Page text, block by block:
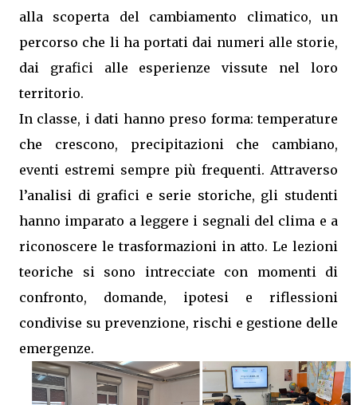
alla scoperta del cambiamento climatico, un
percorso che li ha portati dai numeri alle storie,
dai grafici alle esperienze vissute nel loro
territorio.
In classe, i dati hanno preso forma: temperature
che crescono, precipitazioni che cambiano,
eventi estremi sempre più frequenti. Attraverso
l’analisi di grafici e serie storiche, gli studenti
hanno imparato a leggere i segnali del clima e a
riconoscere le trasformazioni in atto. Le lezioni
teoriche si sono intrecciate con momenti di
confronto, domande, ipotesi e riflessioni
condivise su prevenzione, rischi e gestione delle
emergenze.